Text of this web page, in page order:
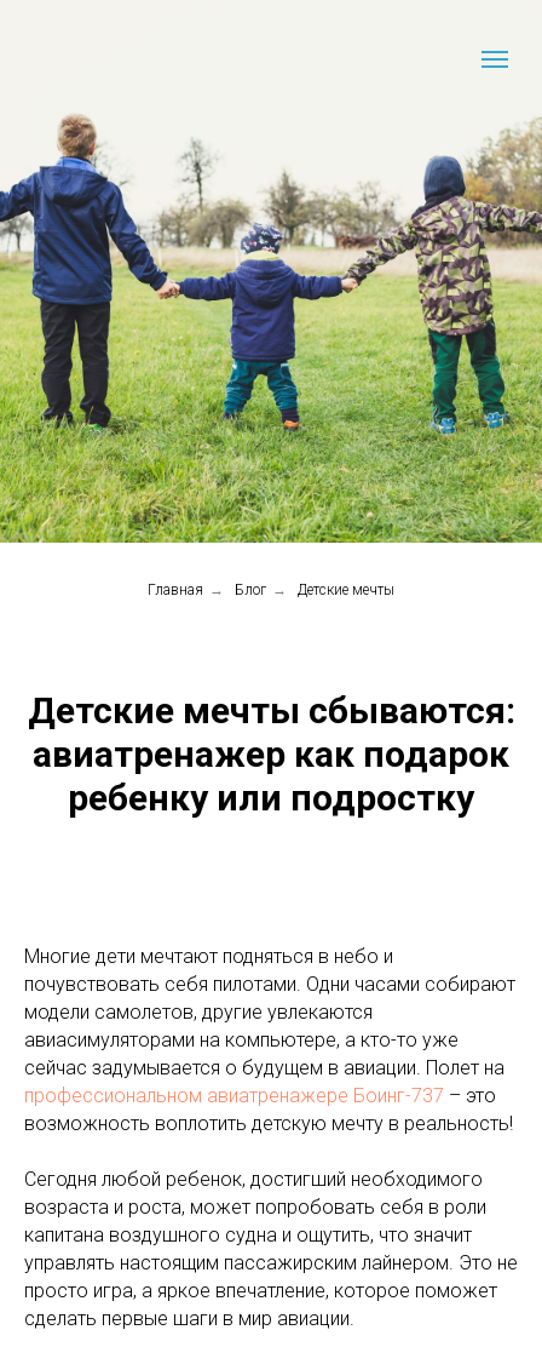
Главная → Блог → Детские мечты
Детские мечты сбываются:
авиатренажер как подарок
ребенку или подростку
Многие дети мечтают подняться в небо и
почувствовать себя пилотами. Одни часами собирают
модели самолетов, другие увлекаются
авиасимуляторами на компьютере, а кто-то уже
сейчас задумывается о будущем в авиации. Полет на
профессиональном авиатренажере Боинг-737 – это
возможность воплотить детскую мечту в реальность!
Сегодня любой ребенок, достигший необходимого
возраста и роста, может попробовать себя в роли
капитана воздушного судна и ощутить, что значит
управлять настоящим пассажирским лайнером. Это не
просто игра, а яркое впечатление, которое поможет
сделать первые шаги в мир авиации.